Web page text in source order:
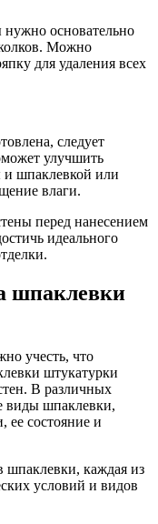
основательно
Можно
для удаления всех
следует
улучшить
и шпаклевкой или
влаги.
перед нанесением
идеального
шпаклевки
учесть, что
штукатурки
В различных
виды шпаклевки,
ее состояние и
шпаклевки, каждая из
условий и видов